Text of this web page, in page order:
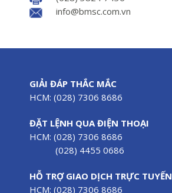
info@bmsc.com.vn
GIẢI ĐÁP THẮC MẮC
HCM: (028) 7306 8686
ĐẶT LỆNH QUA ĐIỆN THOẠI
HCM: (028) 7306 8686
(028) 4455 0686
HỖ TRỢ GIAO DỊCH TRỰC TUYẾN
HCM: (028) 7306 8686